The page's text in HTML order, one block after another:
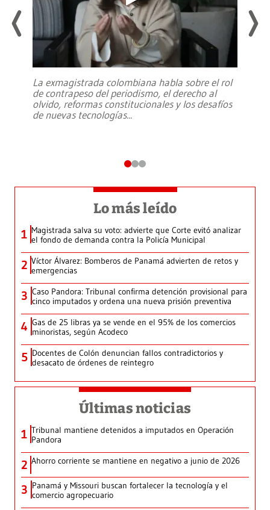
La exmagistrada colombiana habla sobre el rol
de contrapeso del periodismo, el derecho al
olvido, reformas constitucionales y los desafíos
de nuevas tecnologías...
Lo más leído
1 Magistrada salva su voto: advierte que Corte evitó analizar
el fondo de demanda contra la Policía Municipal
2 Víctor Álvarez: Bomberos de Panamá advierten de retos y
emergencias
3 Caso Pandora: Tribunal confirma detención provisional para
cinco imputados y ordena una nueva prisión preventiva
4 Gas de 25 libras ya se vende en el 95% de los comercios
minoristas, según Acodeco
5 Docentes de Colón denuncian fallos contradictorios y
desacato de órdenes de reintegro
Últimas noticias
1 Tribunal mantiene detenidos a imputados en Operación
Pandora
2 Ahorro corriente se mantiene en negativo a junio de 2026
3 Panamá y Missouri buscan fortalecer la tecnología y el
comercio agropecuario